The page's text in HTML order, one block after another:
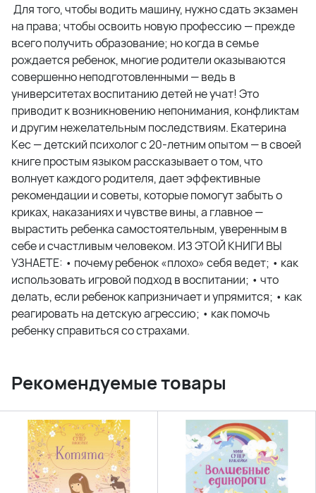
Для того, чтобы водить машину, нужно сдать экзамен
на права; чтобы освоить новую профессию — прежде
всего получить образование; но когда в семье
рождается ребенок, многие родители оказываются
совершенно неподготовленными — ведь в
университетах воспитанию детей не учат! Это
приводит к возникновению непонимания, конфликтам
и другим нежелательным последствиям. Екатерина
Кес — детский психолог с 20-летним опытом — в своей
книге простым языком рассказывает о том, что
волнует каждого родителя, дает эффективные
рекомендации и советы, которые помогут забыть о
криках, наказаниях и чувстве вины, а главное —
вырастить ребенка самостоятельным, уверенным в
себе и счастливым человеком. ИЗ ЭТОЙ КНИГИ ВЫ
УЗНАЕТЕ: • почему ребенок «плохо» себя ведет; • как
использовать игровой подход в воспитании; • что
делать, если ребенок капризничает и упрямится; • как
реагировать на детскую агрессию; • как помочь
ребенку справиться со страхами.
Рекомендуемые товары